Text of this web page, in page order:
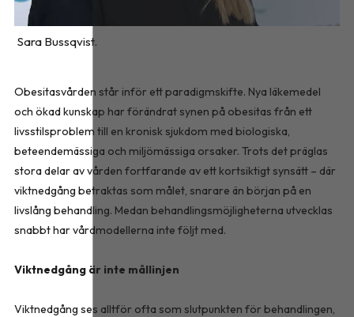
Sara Bussqvist.
Obesitasvården står inför ett paradigmskifte. Nya läkemedel
och ökad kunskap har förändrat synen på obesitas från ett
livsstilsproblem till en kronisk sjukdom med biologiska,
beteendemässiga och miljömässiga orsaker. Trots det präglas
stora delar av vården fortfarande av ett kortsiktigt synsätt – där
viktnedgång betraktas som målet, snarare än början på en
livslång behandling. Medan behandlingsmöjligheterna utvecklas
snabbt har vårdmodellerna inte följt med.
Viktnedgång är inte mållinjen
Viktnedgång ses alltför ofta som slutpunkten för behandlingen,